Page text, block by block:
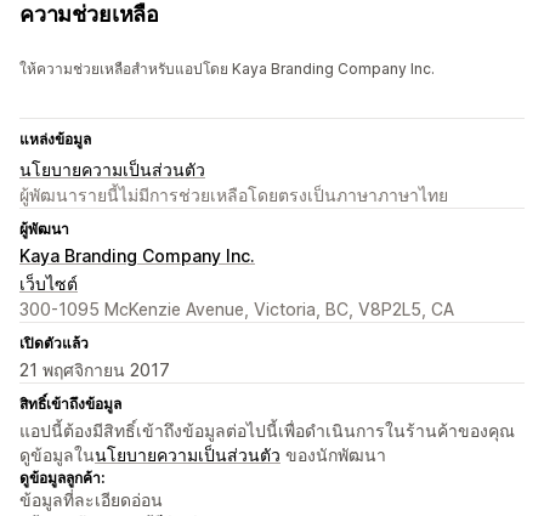
ความช่วยเหลือ
ให้ความช่วยเหลือสำหรับแอปโดย Kaya Branding Company Inc.
แหล่งข้อมูล
นโยบายความเป็นส่วนตัว
ผู้พัฒนารายนี้ไม่มีการช่วยเหลือโดยตรงเป็นภาษาภาษาไทย
ผู้พัฒนา
Kaya Branding Company Inc.
เว็บไซต์
300-1095 McKenzie Avenue, Victoria, BC, V8P2L5, CA
เปิดตัวแล้ว
21 พฤศจิกายน 2017
สิทธิ์เข้าถึงข้อมูล
แอปนี้ต้องมีสิทธิ์เข้าถึงข้อมูลต่อไปนี้เพื่อดำเนินการในร้านค้าของคุณ
ดูข้อมูลในนโยบายความเป็นส่วนตัว ของนักพัฒนา
ดูข้อมูลลูกค้า:
ข้อมูลที่ละเอียดอ่อน